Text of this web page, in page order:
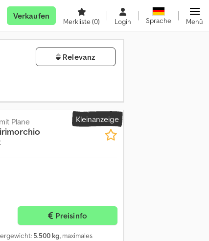
Verkaufen
Merkliste(0) Login Sprache Menü
Relevanz
Kleinanzeige
Plane
Preisinfo
5.500 kg, maximales